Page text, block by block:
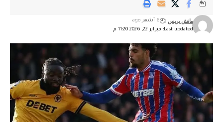
Last updated: فبراير 22, 2026 11:20 م
ماتش بريس 6 أشهر ago